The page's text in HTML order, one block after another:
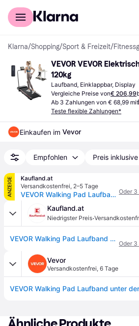
Für Shopper
Klarna/Shopping/Sport & Freizeit/
VEVOR VEVOR
120kg
Laufband, Einklappbar, Display
Vergleiche Preise von€ 206,99
Ab 3 Zahlungen von € 68,99 mit
Teste flexible Zahlungen*
Einkaufen im Vevor
Empfohlen Preis
ANZEIGE
Kaufland.at
Versandkostenfrei, 2–5 Tage
VEVOR Walking Pad Laufband unter den Schreibtisch, Laufband zum Arbeiten, klappbares Laufband mit 120 kg Tragkraft, tragbares 2 in 1 Pad mit 2,5 PS, Griffstange Fernbedienung LED-Anzeige 1-12 km/h Oder
Kaufland.at
Niedrigster Preis·
VEVOR Walking Pad Laufband unter den Schreibtisch, Laufband zum Arbeiten, klappbares Laufband mit 120 kg Tragkraft, tragbares 2 in 1 Pad mit 2,5 PS, Griffstange Fernbedienung LED-Anzeige 1-12 km/h
Oder
Vevor
Versandkostenfrei, 6 Tage